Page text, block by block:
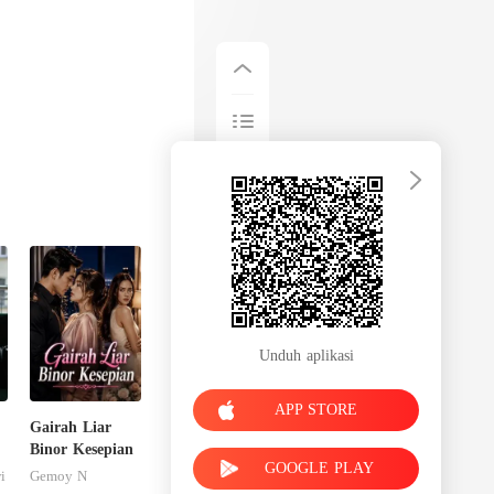
Gairah Liar
Binor Kesepian
Gemoy N
Unduh aplikasi
APP STORE
GOOGLE PLAY